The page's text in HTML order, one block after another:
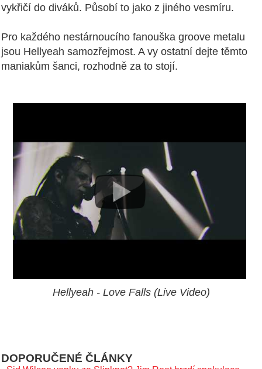
vykřičí do diváků. Působí to jako z jiného vesmíru.
Pro každého nestárnoucího fanouška groove metalu
jsou Hellyeah samozřejmost. A vy ostatní dejte těmto
maniakům šanci, rozhodně za to stojí.
Hellyeah - Love Falls (Live Video)
DOPORUČENÉ ČLÁNKY